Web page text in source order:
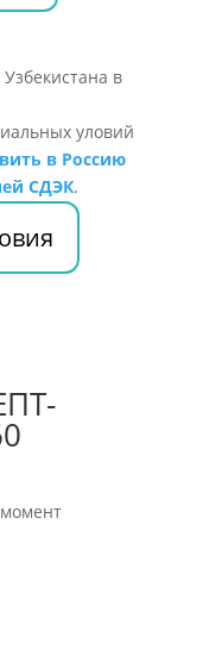
уловий
в Россию
СДЭК.